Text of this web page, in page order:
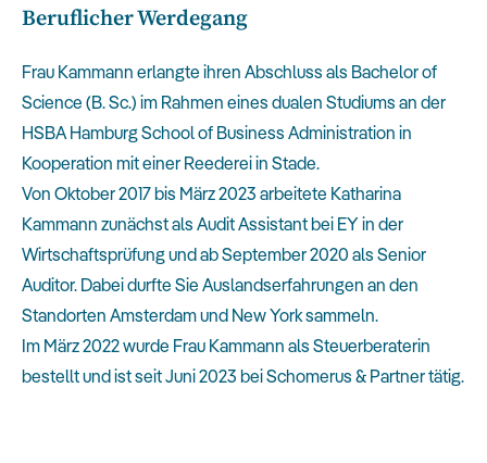
Beruflicher Werdegang
Frau Kammann erlangte ihren Abschluss als Bachelor of
Science (B. Sc.) im Rahmen eines dualen Studiums an der
HSBA Hamburg School of Business Administration in
Kooperation mit einer Reederei in Stade.
Von Oktober 2017 bis März 2023 arbeitete Katharina
Kammann zunächst als Audit Assistant bei EY in der
Wirtschaftsprüfung und ab September 2020 als Senior
Auditor. Dabei durfte Sie Auslandserfahrungen an den
Standorten Amsterdam und New York sammeln.
Im März 2022 wurde Frau Kammann als Steuerberaterin
bestellt und ist seit Juni 2023 bei Schomerus & Partner tätig.